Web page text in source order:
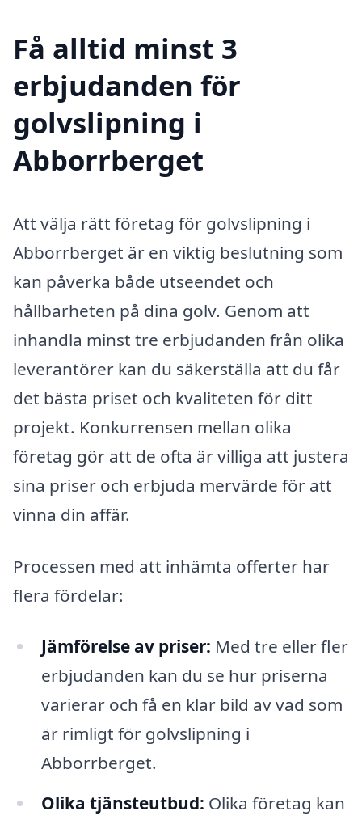
Få alltid minst 3
erbjudanden för
golvslipning i
Abborrberget
Att välja rätt företag för golvslipning i
Abborrberget är en viktig beslutning som
kan påverka både utseendet och
hållbarheten på dina golv. Genom att
inhandla minst tre erbjudanden från olika
leverantörer kan du säkerställa att du får
det bästa priset och kvaliteten för ditt
projekt. Konkurrensen mellan olika
företag gör att de ofta är villiga att justera
sina priser och erbjuda mervärde för att
vinna din affär.
Processen med att inhämta offerter har
flera fördelar:
Jämförelse av priser: Med tre eller fler
erbjudanden kan du se hur priserna
varierar och få en klar bild av vad som
är rimligt för golvslipning i
Abborrberget.
Olika tjänsteutbud: Olika företag kan